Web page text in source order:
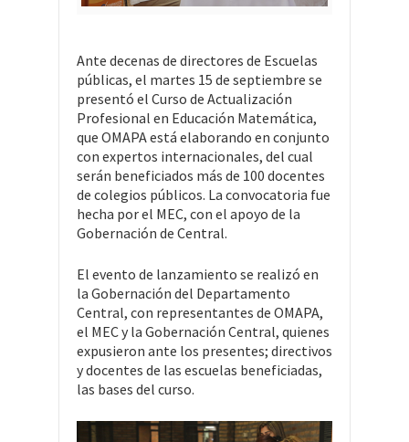
Ante decenas de directores de Escuelas
públicas, el martes 15 de septiembre se
presentó el Curso de Actualización
Profesional en Educación Matemática,
que OMAPA está elaborando en conjunto
con expertos internacionales, del cual
serán beneficiados más de 100 docentes
de colegios públicos. La convocatoria fue
hecha por el MEC, con el apoyo de la
Gobernación de Central.
El evento de lanzamiento se realizó en
la Gobernación del Departamento
Central, con representantes de OMAPA,
el MEC y la Gobernación Central, quienes
expusieron ante los presentes; directivos
y docentes de las escuelas beneficiadas,
las bases del curso.